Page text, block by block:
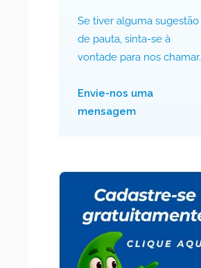
Se tiver alguma sugestão
de pauta, sinta-se à
vontade para nos chamar.
Envie-nos uma
mensagem